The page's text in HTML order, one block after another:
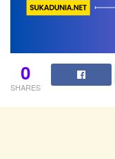
0
SHARES